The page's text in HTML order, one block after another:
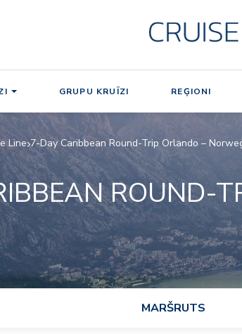
GRUPU KRUĪZI REĢIONI
Line 7-Day Caribbean Round-Trip Orlando –
ROUND-
MARŠRUTS